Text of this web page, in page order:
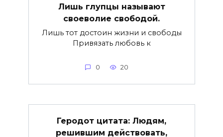
Лишь глупцы называют
своеволие свободой.
Лишь тот достоин жизни и свободы
Привязать любовь к
0 20
Геродот цитата: Людям,
решившим действовать,